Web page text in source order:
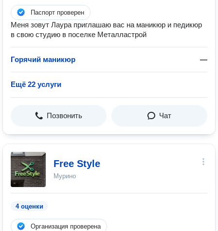
Паспорт проверен
Меня зовут Лаура приглашаю вас на маникюр и педикюр
в свою студию в поселке Металластрой
Горячий маникюр —
Ещё 22 услуги
Позвонить Чат
Free Style
Мурино
4 оценки
Организация проверена